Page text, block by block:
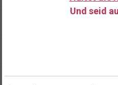
Und seid